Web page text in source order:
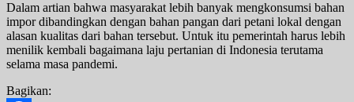
Dalam artian bahwa masyarakat lebih banyak mengkonsumsi bahan
impor dibandingkan dengan bahan pangan dari petani lokal dengan
alasan kualitas dari bahan tersebut. Untuk itu pemerintah harus lebih
menilik kembali bagaimana laju pertanian di Indonesia terutama
selama masa pandemi.
Bagikan: